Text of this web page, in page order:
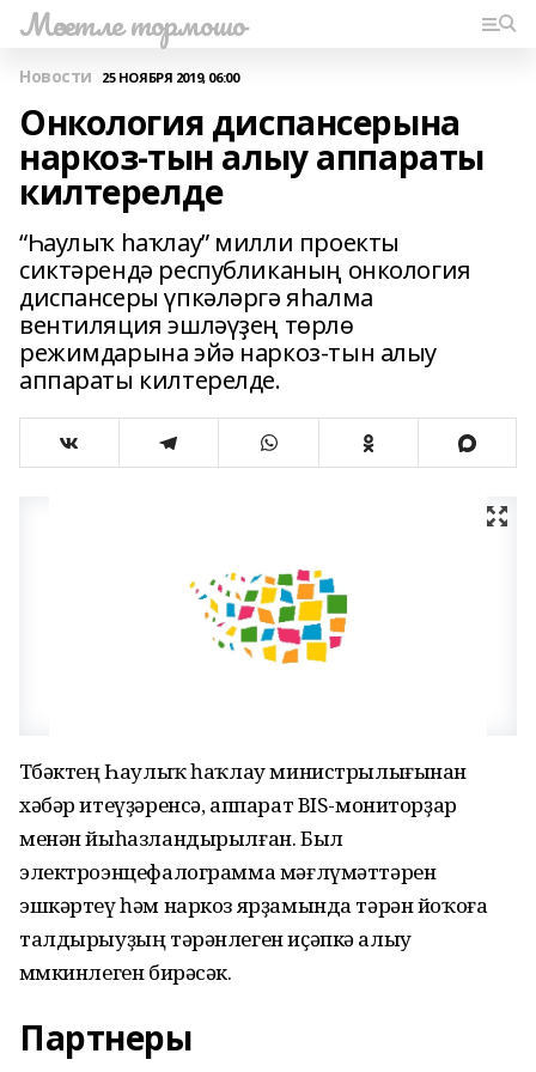
Мәсетле тормошо
Новости 25 НОЯБРЯ 2019, 06:00
Онкология диспансерына
наркоз-тын алыу аппараты
килтерелде
“Һаулыҡ һаҡлау” милли проекты
сиктәрендә республиканың онкология
диспансеры үпкәләргә яһалма
вентиляция эшләүҙең төрлө
режимдарына эйә наркоз-тын алыу
аппараты килтерелде.
Төбәктең Һаулыҡ һаҡлау министрылығынан
хәбәр итеүҙәренсә, аппарат BIS-мониторҙар
менән йыһазландырылған. Был
электроэнцефалограмма мәғлүмәттәрен
эшкәртеү һәм наркоз ярҙамында тәрән йоҡоға
талдырыуҙың тәрәнлеген иҫәпкә алыу
мөмкинлеген бирәсәк.
Партнеры